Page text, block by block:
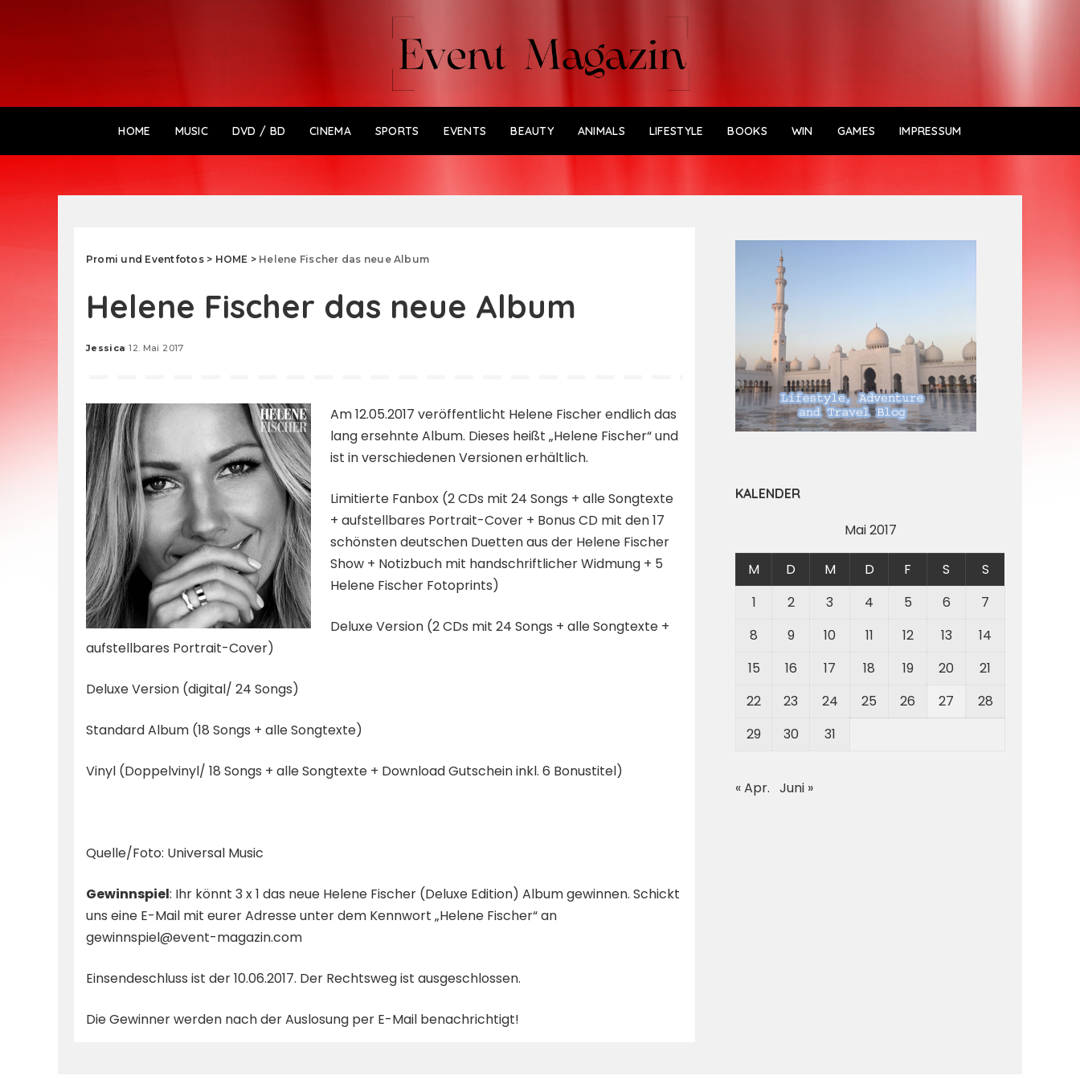
HOME MUSIC DVD / BD CINEMA SPORTS EVENTS BEAUTY ANIMALS LIFESTYLE BOOKS WIN GAMES IMPRESSUM
Promi und Eventfotos> HOME > Helene Fischer das neue Album
Helene Fischer das neue Album
Posted
Jessica 12. Mai 2017
Am 12.05.2017 veröffentlicht Helene Fischer endlich das
lang ersehnte Album. Dieses heißt „Helene Fischer“ und
ist in verschiedenen Versionen erhältlich.
Limitierte Fanbox (2 CDs mit 24 Songs + alle Songtexte
+ aufstellbares Portrait-Cover + Bonus CD mit den 17
schönsten deutschen Duetten aus der Helene Fischer
Show + Notizbuch mit handschriftlicher Widmung + 5
Helene Fischer Fotoprints)
Deluxe Version (2 CDs mit 24 Songs + alle Songtexte +
aufstellbares Portrait-Cover)
Deluxe Version (digital/ 24 Songs)
Standard Album (18 Songs + alle Songtexte)
Vinyl (Doppelvinyl/ 18 Songs + alle Songtexte + Download Gutschein inkl. 6 Bonustitel)
Quelle/Foto: Universal Music
Gewinnspiel: Ihr könnt 3 x 1 das neue Helene Fischer (Deluxe Edition) Album gewinnen. Schickt
uns eine E-Mail mit eurer Adresse unter dem Kennwort „Helene Fischer“ an
gewinnspiel@event-magazin.com
Einsendeschluss ist der 10.06.2017. Der Rechtsweg ist ausgeschlossen.
Die Gewinner werden nach der Auslosung per E-Mail benachrichtigt!
KALENDER
Mai 2017
M D M D F S
S
1
2 3 4 5 6
7
8
9 10 11 12 13
14
15
16 17 18 19 20
21
22
23 24 25 26 27
28
29
30 31
« Apr. Juni »